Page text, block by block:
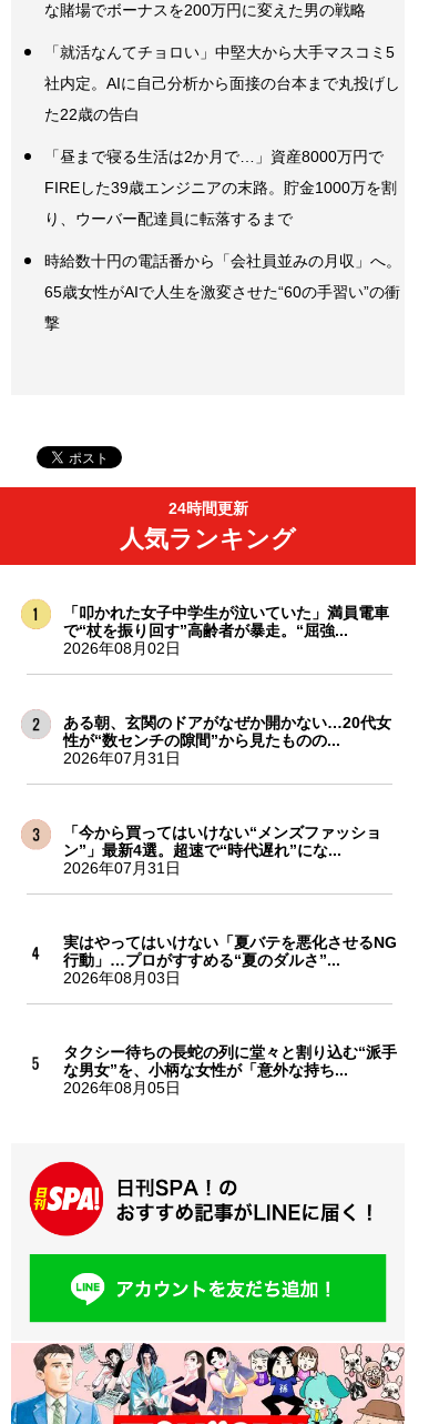
な賭場でボーナスを200万円に変えた男の戦略
「就活なんてチョロい」中堅大から大手マスコミ5
社内定。AIに自己分析から面接の台本まで丸投げし
た22歳の告白
「昼まで寝る生活は2か月で…」資産8000万円で
FIREした39歳エンジニアの末路。貯金1000万を割
り、ウーバー配達員に転落するまで
時給数十円の電話番から「会社員並みの月収」へ。
65歳女性がAIで人生を激変させた“60の手習い”の衝
撃
24時間更新
人気ランキング
「叩かれた女子中学生が泣いていた」満員電車
で“杖を振り回す”高齢者が暴走。“屈強...
2026年08月02日
ある朝、玄関のドアがなぜか開かない…20代女
性が“数センチの隙間”から見たものの...
2026年07月31日
「今から買ってはいけない“メンズファッショ
ン”」最新4選。超速で“時代遅れ”にな...
2026年07月31日
実はやってはいけない「夏バテを悪化させるNG
行動」…プロがすすめる“夏のダルさ”...
2026年08月03日
タクシー待ちの長蛇の列に堂々と割り込む“派手
な男女”を、小柄な女性が「意外な持ち...
2026年08月05日